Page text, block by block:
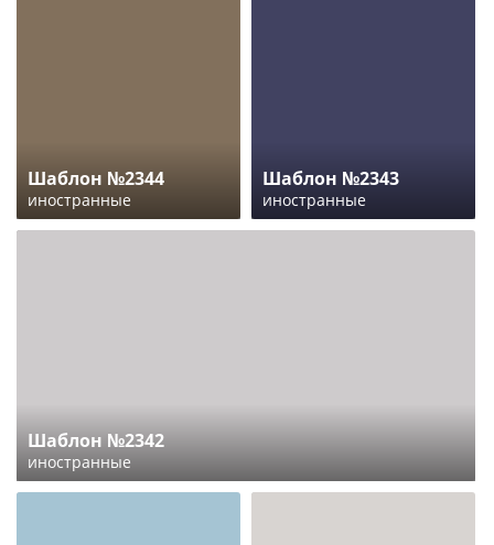
Шаблон №2344
иностранные
Шаблон №2343
иностранные
Шаблон №2342
иностранные